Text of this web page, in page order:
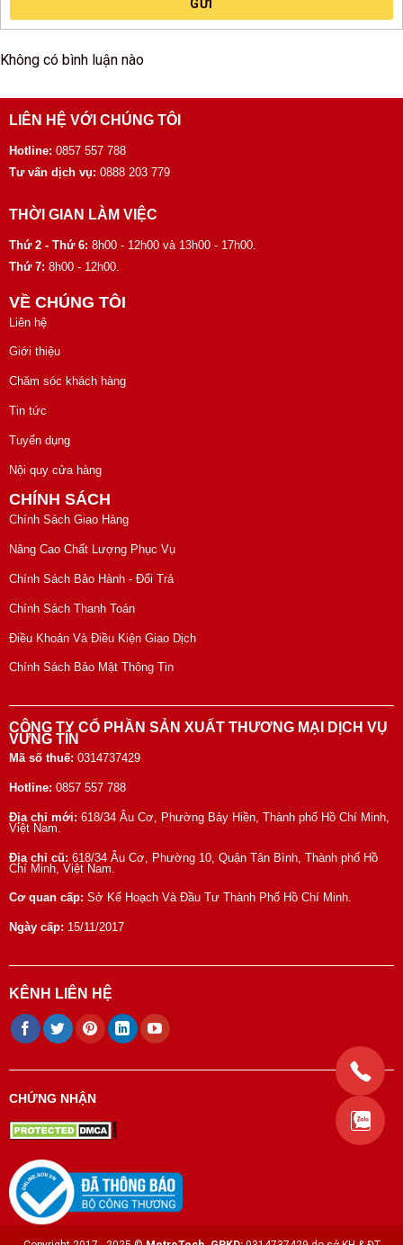
GỬI
Không có bình luận nào
LIÊN HỆ VỚI CHÚNG TÔI
Hotline: 0857 557 788
Tư vấn dịch vụ: 0888 203 779
THỜI GIAN LÀM VIỆC
Thứ 2 - Thứ 6: 8h00 - 12h00 và 13h00 - 17h00.
Thứ 7: 8h00 - 12h00.
VỀ CHÚNG TÔI
Liên hệ
Giới thiệu
Chăm sóc khách hàng
Tin tức
Tuyển dụng
Nội quy cửa hàng
CHÍNH SÁCH
Chính Sách Giao Hàng
Nâng Cao Chất Lượng Phục Vụ
Chính Sách Bảo Hành - Đổi Trả
Chính Sách Thanh Toán
Điều Khoản Và Điều Kiện Giao Dịch
Chính Sách Bảo Mật Thông Tin
CÔNG TY CỔ PHẦN SẢN XUẤT THƯƠNG MẠI DỊCH VỤ
VỮNG TÍN
Mã số thuế: 0314737429
Hotline: 0857 557 788
Địa chỉ mới: 618/34 Âu Cơ, Phường Bảy Hiền, Thành phố Hồ Chí Minh,
Việt Nam.
Địa chỉ cũ: 618/34 Âu Cơ, Phường 10, Quận Tân Bình, Thành phố Hồ
Chí Minh, Việt Nam.
Cơ quan cấp: Sở Kế Hoạch Và Đầu Tư Thành Phố Hồ Chí Minh.
Ngày cấp: 15/11/2017
KÊNH LIÊN HỆ
CHỨNG NHẬN